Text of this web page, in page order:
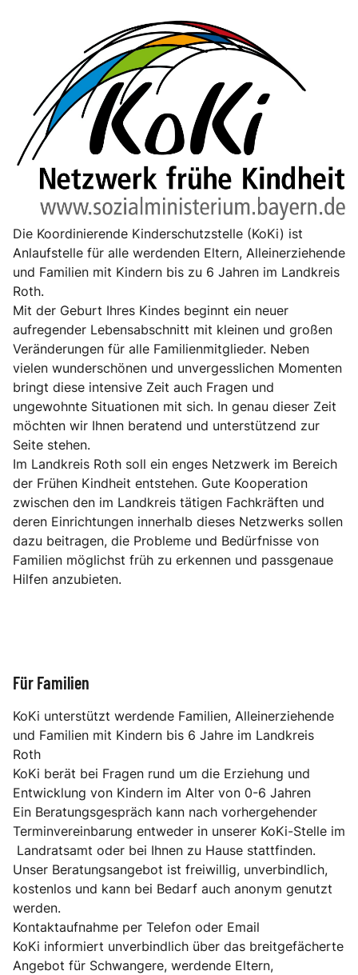
Die Koordinierende Kinderschutzstelle (KoKi) ist
Anlaufstelle für alle werdenden Eltern, Alleinerziehende
und Familien mit Kindern bis zu 6 Jahren im Landkreis
Roth.
Mit der Geburt Ihres Kindes beginnt ein neuer
aufregender Lebensabschnitt mit kleinen und großen
Veränderungen für alle Familienmitglieder. Neben
vielen wunderschönen und unvergesslichen Momenten
bringt diese intensive Zeit auch Fragen und
ungewohnte Situationen mit sich. In genau dieser Zeit
möchten wir Ihnen beratend und unterstützend zur
Seite stehen.
Im Landkreis Roth soll ein enges Netzwerk im Bereich
der Frühen Kindheit entstehen. Gute Kooperation
zwischen den im Landkreis tätigen Fachkräften und
deren Einrichtungen innerhalb dieses Netzwerks sollen
dazu beitragen, die Probleme und Bedürfnisse von
Familien möglichst früh zu erkennen und passgenaue
Hilfen anzubieten.
Für Familien
KoKi unterstützt werdende Familien, Alleinerziehende
und Familien mit Kindern bis 6 Jahre im Landkreis
Roth
KoKi berät bei Fragen rund um die Erziehung und
Entwicklung von Kindern im Alter von 0-6 Jahren
Ein Beratungsgespräch kann nach vorhergehender
Terminvereinbarung entweder in unserer KoKi-Stelle im
Landratsamt oder bei Ihnen zu Hause stattfinden.
Unser Beratungsangebot ist freiwillig, unverbindlich,
kostenlos und kann bei Bedarf auch anonym genutzt
werden.
Kontaktaufnahme per Telefon oder Email
KoKi informiert unverbindlich über das breitgefächerte
Angebot für Schwangere, werdende Eltern,